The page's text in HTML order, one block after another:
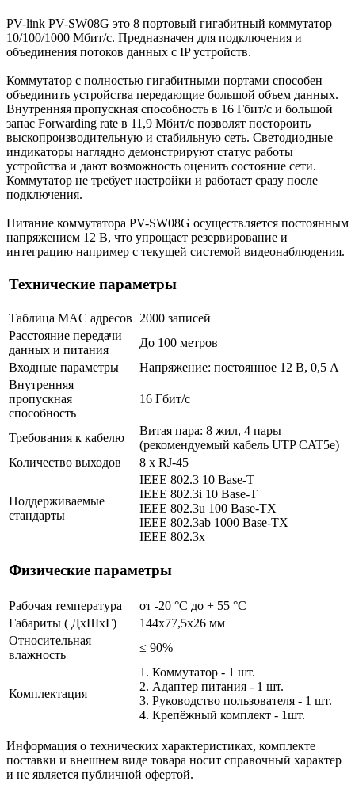
PV-link PV-SW08G это 8 портовый гигабитный коммутатор
10/100/1000 Мбит/с. Предназначен для подключения и
объединения потоков данных с IP устройств.
Коммутатор с полностью гигабитными портами способен
объединить устройства передающие большой объем данных.
Внутренняя пропускная способность в 16 Гбит/с и большой
запас Forwarding rate в 11,9 Мбит/с позволят постороить
выскопроизводительную и стабильную сеть. Светодиодные
индикаторы наглядно демонстрируют статус работы
устройства и дают возможность оценить состояние сети.
Коммутатор не требует настройки и работает сразу после
подключения.
Питание коммутатора PV-SW08G осуществляется постоянным
напряжением 12 В, что упрощает резервирование и
интеграцию например с текущей системой видеонаблюдения.
Технические параметры
Таблица MAC адресов
2000 записей
Расстояние передачи
данных и питания
До 100 метров
Входные параметры
Напряжение: постоянное 12 В, 0,5 А
Внутренняя
пропускная
способность
16 Гбит/с
Требования к кабелю
Витая пара: 8 жил, 4 пары
(рекомендуемый кабель UTP CAT5e)
Количество выходов
8 x RJ-45
Поддерживаемые
стандарты
IEEE 802.3 10 Base-T
IEEE 802.3i 10 Base-T
IEEE 802.3u 100 Base-TX
IEEE 802.3ab 1000 Base-TX
IEEE 802.3x
Физические параметры
Рабочая температура
от -20 °С до + 55 °C
Габариты ( ДхШхГ)
144x77,5x26 мм
Относительная
влажность
≤ 90%
Комплектация
1. Коммутатор - 1 шт.
2. Адаптер питания - 1 шт.
3. Руководство пользователя - 1 шт.
4. Крепёжный комплект - 1шт.
Информация о технических характеристиках, комплекте
поставки и внешнем виде товара носит справочный характер
и не является публичной офертой.